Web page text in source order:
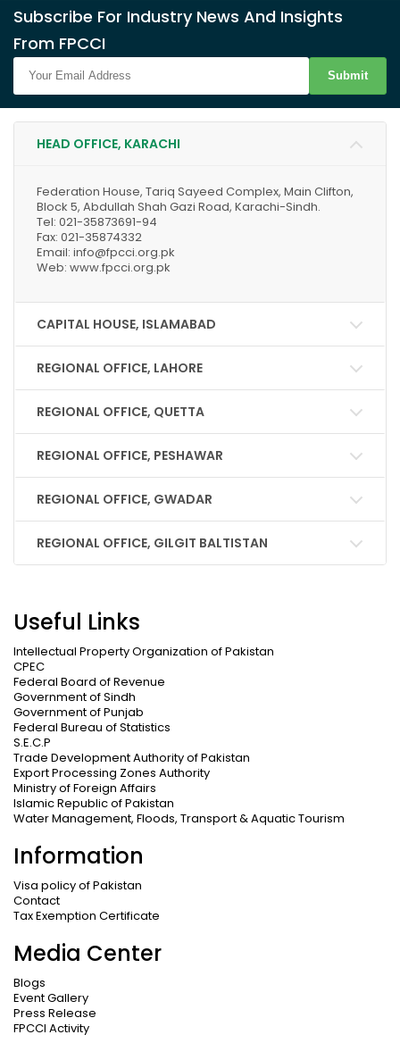
Subscribe For Industry News And Insights
From FPCCI
Submit
HEAD OFFICE, KARACHI
Federation House, Tariq Sayeed Complex, Main Clifton,
Block 5, Abdullah Shah Gazi Road, Karachi-Sindh.
Tel: 021-35873691-94
Fax: 021-35874332
Email: info@fpcci.org.pk
Web: www.fpcci.org.pk
CAPITAL HOUSE, ISLAMABAD
REGIONAL OFFICE, LAHORE
REGIONAL OFFICE, QUETTA
REGIONAL OFFICE, PESHAWAR
REGIONAL OFFICE, GWADAR
REGIONAL OFFICE, GILGIT BALTISTAN
Useful Links
Intellectual Property Organization of Pakistan
CPEC
Federal Board of Revenue
Government of Sindh
Government of Punjab
Federal Bureau of Statistics
S.E.C.P
Trade Development Authority of Pakistan
Export Processing Zones Authority
Ministry of Foreign Affairs
Islamic Republic of Pakistan
Water Management, Floods, Transport & Aquatic Tourism
Information
Visa policy of Pakistan
Contact
Tax Exemption Certificate
Media Center
Blogs
Event Gallery
Press Release
FPCCI Activity